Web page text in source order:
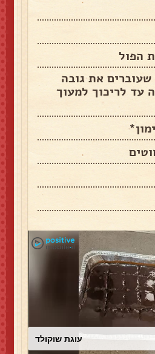
הפול
את גובה
עד לריכוך למעוך
עוגת שוקולד